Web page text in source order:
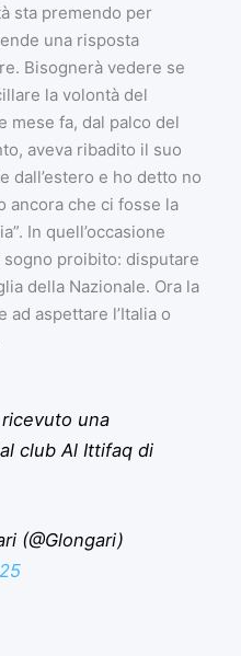
sta premendo per
una risposta
Bisognerà vedere se
la volontà del
mese fa, dal palco del
aveva ribadito il suo
dall’estero e ho detto no
ancora che ci fosse la
In quell’occasione
proibito: disputare
della Nazionale. Ora la
ad aspettare l’Italia o
una
club Al Ittifaq di
(@Glongari)